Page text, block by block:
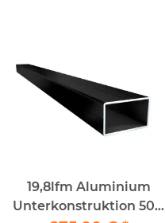
19,8lfm Aluminium
Unterkonstruktion 50 x